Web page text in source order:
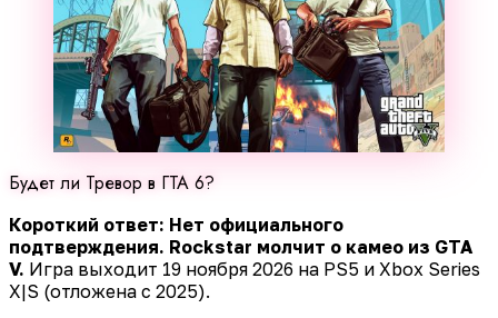
Будет ли Тревор в ГТА 6?
Короткий ответ: Нет официального
подтверждения. Rockstar молчит о камео из GTA
V. Игра выходит 19 ноября 2026 на PS5 и Xbox Series
X|S (отложена с 2025).